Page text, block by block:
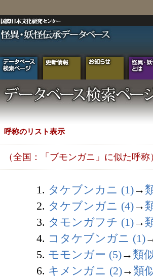
呼称のリスト表示
（全国：「ブモンガニ」に似た呼称
1. タケブンカニ (1)→
2. タケブンガニ (4)→
3. タモンガフチ (1)→
4. コタケブンガニ (1)
5. モモンガー (5)→ 類
6. キメンガニ (2)→ 類